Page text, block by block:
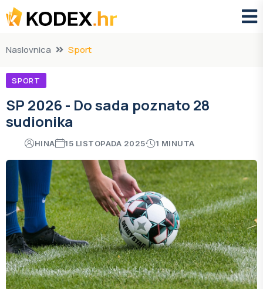
Naslovnica Sport
SPORT
SP 2026 - Do sada poznato 28
sudionika
HINA 15 LISTOPADA 2025 1 MINUTA